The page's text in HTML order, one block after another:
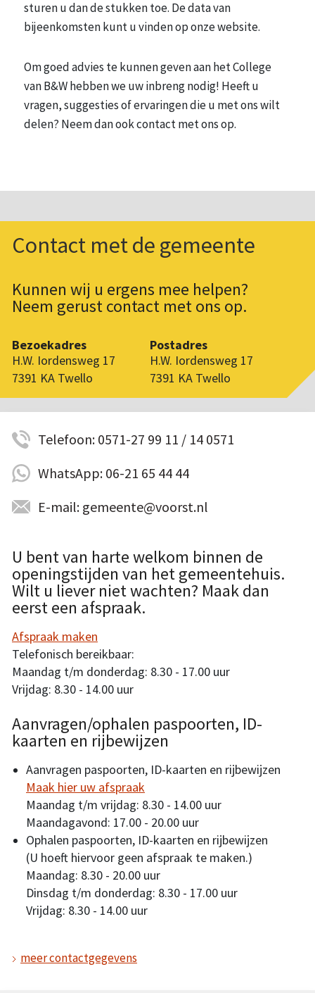
sturen u dan de stukken toe. De data van
bijeenkomsten kunt u vinden op onze website.
Om goed advies te kunnen geven aan het College
van B&W hebben we uw inbreng nodig! Heeft u
vragen, suggesties of ervaringen die u met ons wilt
delen? Neem dan ook contact met ons op.
Contact met de gemeente
Kunnen wij u ergens mee helpen?
Neem gerust contact met ons op.
Bezoekadres
H.W. Iordensweg 17
7391 KA Twello
Postadres
H.W. Iordensweg 17
7391 KA Twello
Telefoon: 0571-27 99 11 / 14 0571
WhatsApp: 06-21 65 44 44
E-mail: gemeente@voorst.nl
U bent van harte welkom binnen de
openingstijden van het gemeentehuis.
Wilt u liever niet wachten? Maak dan
eerst een afspraak.
Afspraak maken
Telefonisch bereikbaar:
Maandag t/m donderdag: 8.30 - 17.00 uur
Vrijdag: 8.30 - 14.00 uur
Aanvragen/ophalen paspoorten, ID-
kaarten en rijbewijzen
Aanvragen paspoorten, ID-kaarten en rijbewijzen
Maak hier uw afspraak
Maandag t/m vrijdag: 8.30 - 14.00 uur
Maandagavond: 17.00 - 20.00 uur
Ophalen paspoorten, ID-kaarten en rijbewijzen
(U hoeft hiervoor geen afspraak te maken.)
Maandag: 8.30 - 20.00 uur
Dinsdag t/m donderdag: 8.30 - 17.00 uur
Vrijdag: 8.30 - 14.00 uur
meer contactgegevens